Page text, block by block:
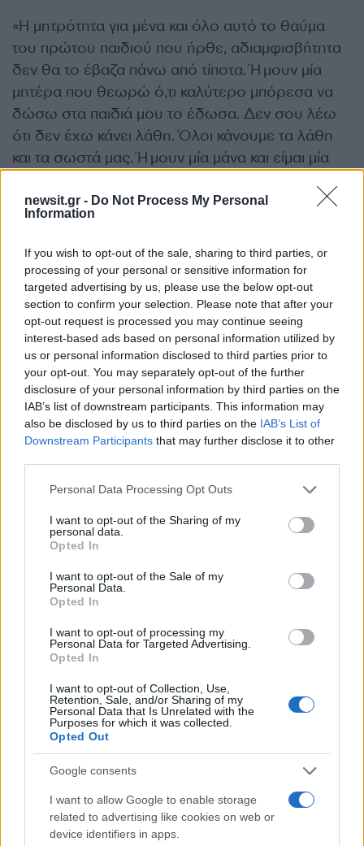
newsit.gr - Do Not Process My Personal
Information
If you wish to opt-out of the sale, sharing to third parties, or
processing of your personal or sensitive information for
targeted advertising by us, please use the below opt-out
section to confirm your selection. Please note that after your
opt-out request is processed you may continue seeing
interest-based ads based on personal information utilized by
us or personal information disclosed to third parties prior to
your opt-out. You may separately opt-out of the further
disclosure of your personal information by third parties on the
IAB’s list of downstream participants. This information may
also be disclosed by us to third parties on the IAB’s List of
Downstream Participants that may further disclose it to other
Please note that this website/app uses one or more Google
not limited to your visit or usage behaviour. You may click to
grant or deny consent to Google and its third-party tags to
use your data for below specified purposes in below Google
consent section.
Personal Data Processing Opt Outs
I want to opt-out of the Sharing of my
personal data.
Opted In
I want to opt-out of the Sale of my
Personal Data.
Opted In
I want to opt-out of processing my
Personal Data for Targeted Advertising.
Opted In
I want to opt-out of Collection, Use,
Retention, Sale, and/or Sharing of my
Personal Data that Is Unrelated with the
Purposes for which it was collected.
Opted Out
Google consents
I want to allow Google to enable storage
related to advertising like cookies on web or
device identifiers in apps.
«Η μητρότητα για μένα και όλο αυτό το θαύμα
του πρώτου παιδιού που ήρθε, αδιαμφισβήτητα
δεν θα το έβαζα πάνω από τίποτα. Ήμουν μία
μητέρα που θεωρώ ό,τι καλύτερο μπόρεσα να
δώσω στα παιδιά μου το έδωσα. Δεν σου λέω
ότι δεν έχω κάνει λάθη. Όλοι κάνουμε τα λάθη
και τα σωστά μας. Ήμουν μία μάνα και είμαι μία
παιδιών μου. Δεν ήθελα να μεγαλώνουν άλλοι τα
παιδιά μου. Ήθελα να είμαι εγώ παρούσα, ήθελα
εγώ να τα πηγαίνω στο πάρκο. Δεν έκανα ταξίδια,
για να χαλαρώσω μόνη μου. Είχα αυτή την
πετριά, οτιδήποτε κάνω θα είναι μαζί με τα παιδιά
μου», είχε αναφέρει η Δέσποινα Βανδή.
ΔΙΑΦΗΜΙΣΗ
Αν τα χάσατε
Συγκλονιστικές εικόνες
από το σεισμό των 7,4
ρίχτερ στην Κολομβία - Σε
κατάσταση έκτακτης
ανάγκης η χώρα που μετρά
περισσότερους από 110
Κίνδυνος για
εξέλιξη πυρκαγιάς
περιοχές την Τρίτη -
Δυναμώνει το μελτέμι